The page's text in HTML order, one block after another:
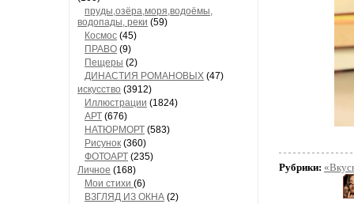
пруды,озёра,моря,водоёмы,
водопады, реки (59)
Космос (45)
ПРАВО (9)
Пещеры (2)
ДИНАСТИЯ РОМАНОВЫХ (47)
искусство (3912)
Иллюстрации (1824)
АРТ (676)
НАТЮРМОРТ (583)
Рисунок (360)
ФОТОАРТ (235)
Личное (168)
Мои стихи (6)
ВЗГЛЯД ИЗ ОКНА (2)
Рубрики: